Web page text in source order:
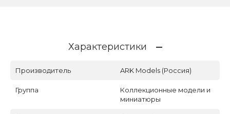
Характеристики
Производитель ARK Models (Россия)
Группа
Коллекционные модели и
миниатюры